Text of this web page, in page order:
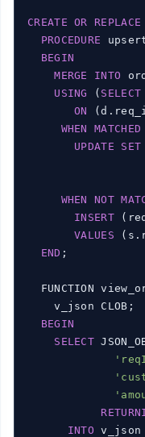
CREATE OR REPLACE
PROCEDURE
BEGIN
MERGE
INTO
USING
( SELECT
ON
WHEN
MATCHED
UPDATE
SET
WHEN
NOT
INSERT
VALUES
END ;
FUNCTION
    v_json CLOB;
BEGIN
SELECT
INTO v_json